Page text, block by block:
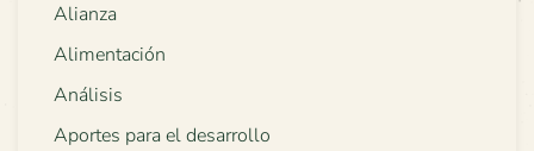
Alianza
Alimentación
Análisis
Aportes para el desarrollo